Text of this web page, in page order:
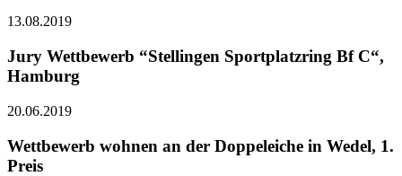
13.08.2019
Jury Wettbewerb “Stellingen Sportplatzring Bf C“,
Hamburg
20.06.2019
Wettbewerb wohnen an der Doppeleiche in Wedel, 1.
Preis